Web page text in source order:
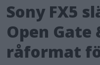
Sony FX5
Open
råformat